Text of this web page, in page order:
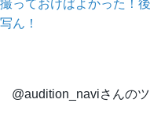
撮っておけばよかった！
写ん！
@audition_naviさんの